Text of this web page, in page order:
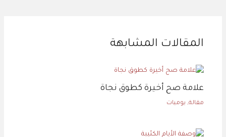
المقالات المشابهة
علامة صح أخيرة كطوق نجاة
مقالة, يوميات